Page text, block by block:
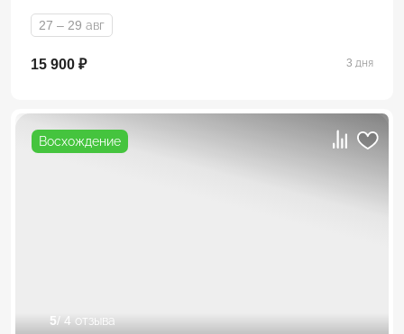
27 – 29 авг
15 900 ₽ 3 дня
Восхождение
5/ 4 отзыва